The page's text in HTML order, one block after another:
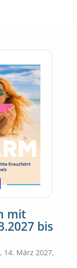
mit
bis
14. März 2027,